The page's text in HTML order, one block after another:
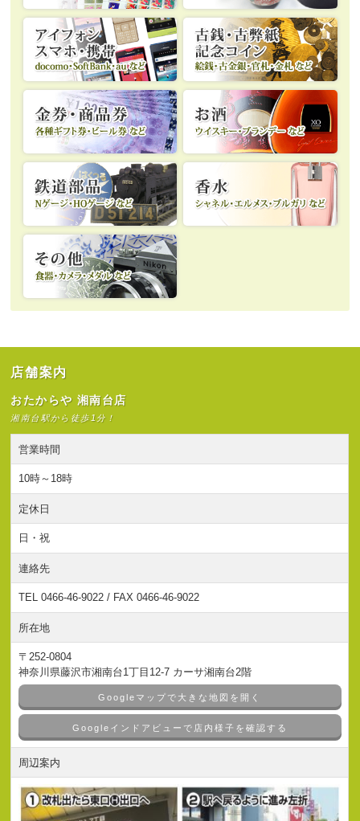
店舗案内
おたからや 湘南台店
湘南台駅から徒歩1分！
営業時間
10時～18時
定休日
日・祝
連絡先
TEL 0466-46-9022 / FAX 0466-46-9022
所在地
〒252-0804
神奈川県藤沢市湘南台1丁目12-7 カーサ湘南台2階
Googleマップで大きな地図を開く
Googleインドアビューで店内様子を確認する
周辺案内